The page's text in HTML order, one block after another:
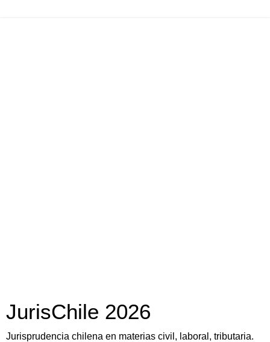
JurisChile 2026
Jurisprudencia chilena en materias civil, laboral, tributaria.